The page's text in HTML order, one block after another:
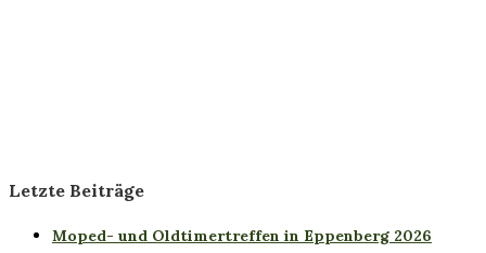
Letzte Beiträge
Moped- und Oldtimertreffen in Eppenberg 2026